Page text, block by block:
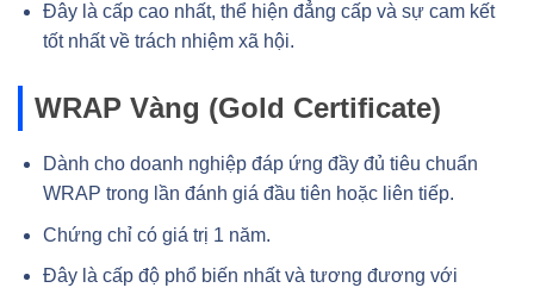
Đây là cấp cao nhất, thể hiện đẳng cấp và sự cam kết
tốt nhất về trách nhiệm xã hội.
WRAP Vàng (Gold Certificate)
Dành cho doanh nghiệp đáp ứng đầy đủ tiêu chuẩn
WRAP trong lần đánh giá đầu tiên hoặc liên tiếp.
Chứng chỉ có giá trị 1 năm.
Đây là cấp độ phổ biến nhất và tương đương với